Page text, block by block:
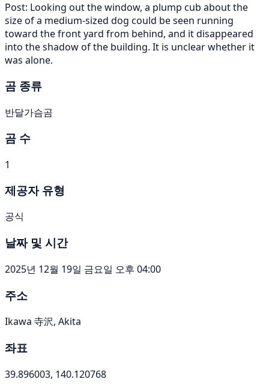
Post: Looking out the window, a plump cub about the
size of a medium-sized dog could be seen running
toward the front yard from behind, and it disappeared
into the shadow of the building. It is unclear whether it
was alone.
곰 종류
반달가슴곰
곰 수
1
제공자 유형
공식
날짜 및 시간
2025년 12월 19일 금요일 오후 04:00
주소
Ikawa 寺沢, Akita
좌표
39.896003, 140.120768